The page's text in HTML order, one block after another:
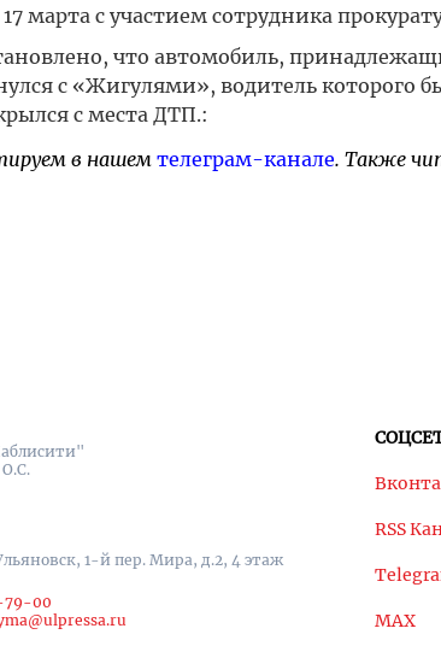
марта с участием сотрудника
что автомобиль,
с «Жигулями», водитель которого
с места ДТП.:
в нашем телеграм-канале. Также
1-й пер. Мира, д.2, 4 этаж
79-00
RSS
MAX